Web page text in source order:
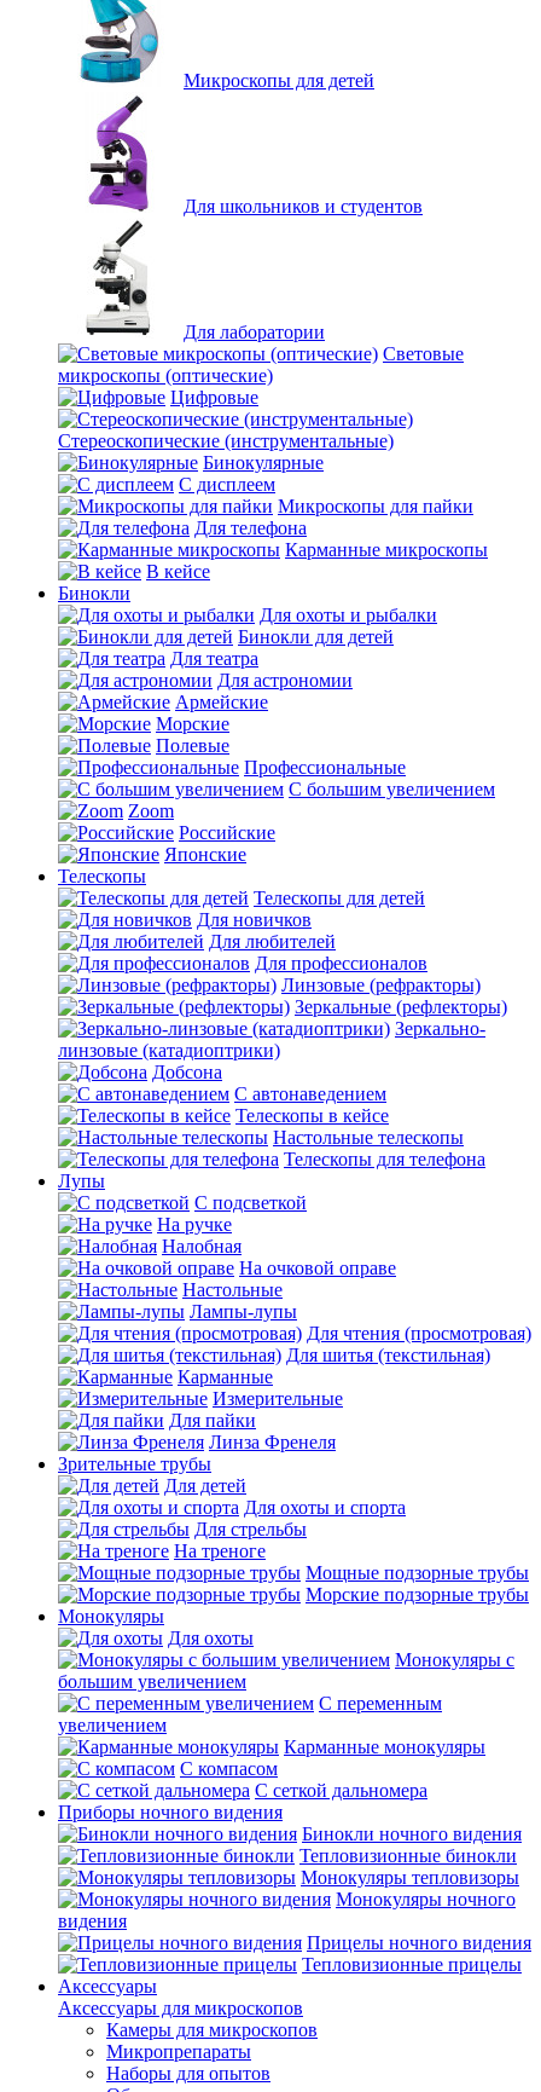
Микроскопы для детей
Для школьников и студентов
Для лаборатории
Световые
микроскопы (оптические)
Цифровые
Стереоскопические (инструментальные)
Бинокулярные
С дисплеем
Микроскопы для пайки
Для телефона
Карманные микроскопы
В кейсе
Бинокли
Для охоты и рыбалки
Бинокли для детей
Для театра
Для астрономии
Армейские
Морские
Полевые
Профессиональные
С большим увеличением
Zoom
Российские
Японские
Телескопы
Телескопы для детей
Для новичков
Для любителей
Для профессионалов
Линзовые (рефракторы)
Зеркальные (рефлекторы)
Зеркально-
линзовые (катадиоптрики)
Добсона
С автонаведением
Телескопы в кейсе
Настольные телескопы
Телескопы для телефона
Лупы
С подсветкой
На ручке
Налобная
На очковой оправе
Настольные
Лампы-лупы
Для чтения (просмотровая)
Для шитья (текстильная)
Карманные
Измерительные
Для пайки
Линза Френеля
Зрительные трубы
Для детей
Для охоты и спорта
Для стрельбы
На треноге
Мощные подзорные трубы
Морские подзорные трубы
Монокуляры
Для охоты
Монокуляры с
большим увеличением
С переменным
увеличением
Карманные монокуляры
С компасом
С сеткой дальномера
Приборы ночного видения
Бинокли ночного видения
Тепловизионные бинокли
Монокуляры тепловизоры
Монокуляры ночного
видения
Прицелы ночного видения
Тепловизионные прицелы
Аксессуары
Аксессуары для микроскопов
Камеры для микроскопов
Микропрепараты
Наборы для опытов